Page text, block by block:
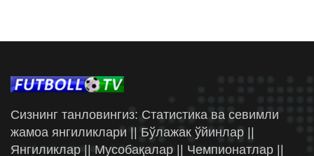
Сизнинг танловингиз: Статистика ва севимли
жамоа янгиликлари || Бўлажак ўйинлар ||
Янгиликлар || Мусобақалар || Чемпионатлар ||